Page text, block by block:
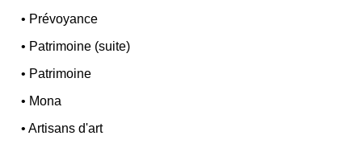
• Prévoyance
• Patrimoine (suite)
• Patrimoine
• Mona
•Artisans d'art